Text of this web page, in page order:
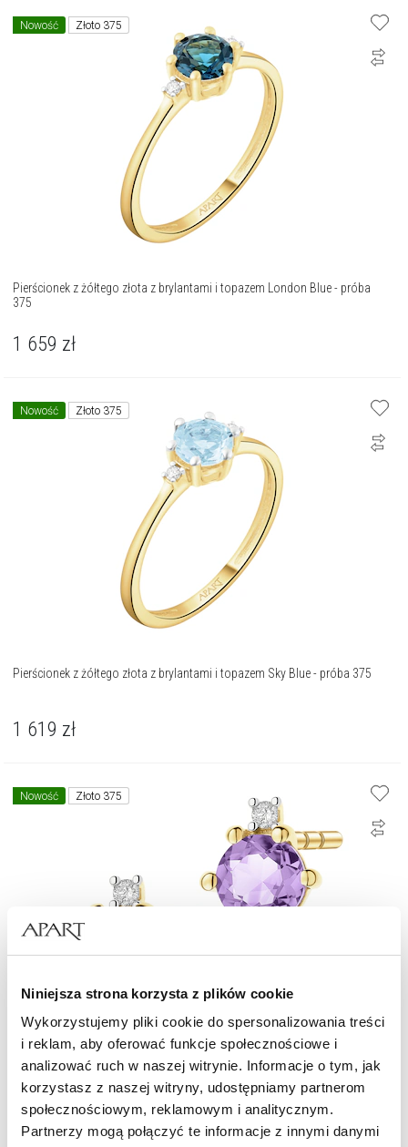
Niniejsza strona korzysta z plików cookie
Wykorzystujemy pliki cookie do spersonalizowania treści
i reklam, aby oferować funkcje społecznościowe i
analizować ruch w naszej witrynie. Informacje o tym, jak
korzystasz z naszej witryny, udostępniamy partnerom
społecznościowym, reklamowym i analitycznym.
Partnerzy mogą połączyć te informacje z innymi danymi
Nowość Złoto 375
Pierścionek z żółtego złota z brylantami i topazem London Blue - próba
375
1 659 zł
Nowość Złoto 375
Pierścionek z żółtego złota z brylantami i topazem Sky Blue - próba 375
1 619 zł
Nowość Złoto 375
Kolczyki z żółtego złota z brylantami i ametystami - próba 375
1 369 zł